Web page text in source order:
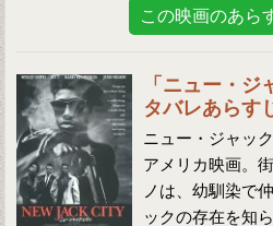
この映画のあら
「ニュー・
タバレあらす
ニュー・ジャッ
アメリカ映画。
ノは、幼馴染で
ックの存在を知